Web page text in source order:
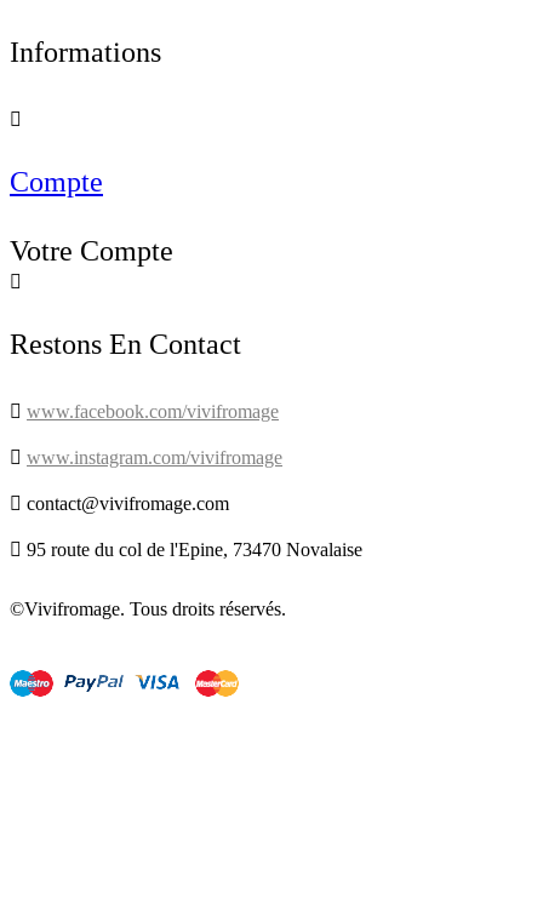
Informations

Compte
Votre Compte

Restons En Contact
 www.facebook.com/vivifromage
 www.instagram.com/vivifromage
 contact@vivifromage.com
 95 route du col de l'Epine, 73470 Novalaise
©Vivifromage. Tous droits réservés.